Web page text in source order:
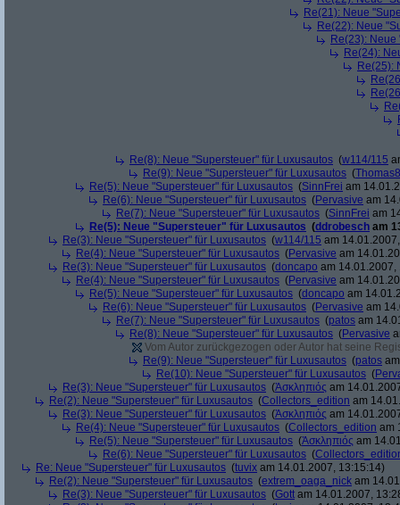
Re(21): Neue
Re(22): Neue
Re(23):
Re(24):
Re(25):
Re(8): Neue "Supersteuer" für Luxusautos (w114/115
Re(9): Neue "Supersteuer" für Luxusautos (
Re(5): Neue "Supersteuer" für Luxusautos (SinnFrei am
Re(6): Neue "Supersteuer" für Luxusautos (Pervasive am
Re(7): Neue "Supersteuer" für Luxusautos (SinnFrei am
Re(5): Neue "Supersteuer" für Luxusautos (ddrobesch am
Re(3): Neue "Supersteuer" für Luxusautos (w114/115 am
Re(4): Neue "Supersteuer" für Luxusautos (Pervasive am
Re(3): Neue "Supersteuer" für Luxusautos (doncapo am 14.01.2007,
Re(4): Neue "Supersteuer" für Luxusautos (Pervasive am
Re(5): Neue "Supersteuer" für Luxusautos (doncapo am
Re(6): Neue "Supersteuer" für Luxusautos (Pervasive am
Re(7): Neue "Supersteuer" für Luxusautos (patos am
Re(8): Neue "Supersteuer" für Luxusautos (Pervasive
Vom Autor zurückgezogen oder Autor hat seine
Re(9): Neue "Supersteuer" für Luxusautos (patos
Re(10): Neue "Supersteuer" für Luxusautos (
Re(3): Neue "Supersteuer" für Luxusautos (Ἀσκληπιός am
Re(2): Neue "Supersteuer" für Luxusautos (Collectors_edition am
Re(3): Neue "Supersteuer" für Luxusautos (Ἀσκληπιός am
Re(4): Neue "Supersteuer" für Luxusautos (Collectors_edition am
Re(5): Neue "Supersteuer" für Luxusautos (Ἀσκληπιός am
Re(6): Neue "Supersteuer" für Luxusautos (
Re: Neue "Supersteuer" für Luxusautos (tuvix am 14.01.2007, 13:15:14)
Re(2): Neue "Supersteuer" für Luxusautos (extrem_oaga_nick am
Re(3): Neue "Supersteuer" für Luxusautos (Gott am 14.01.2007,